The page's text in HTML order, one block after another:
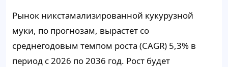
Рынок никстамализированной кукурузной
муки, по прогнозам, вырастет со
среднегодовым темпом роста (CAGR) 5,3% в
период с 2026 по 2036 год. Рост будет